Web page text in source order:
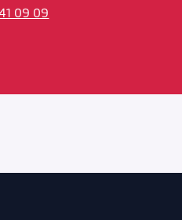
09 09